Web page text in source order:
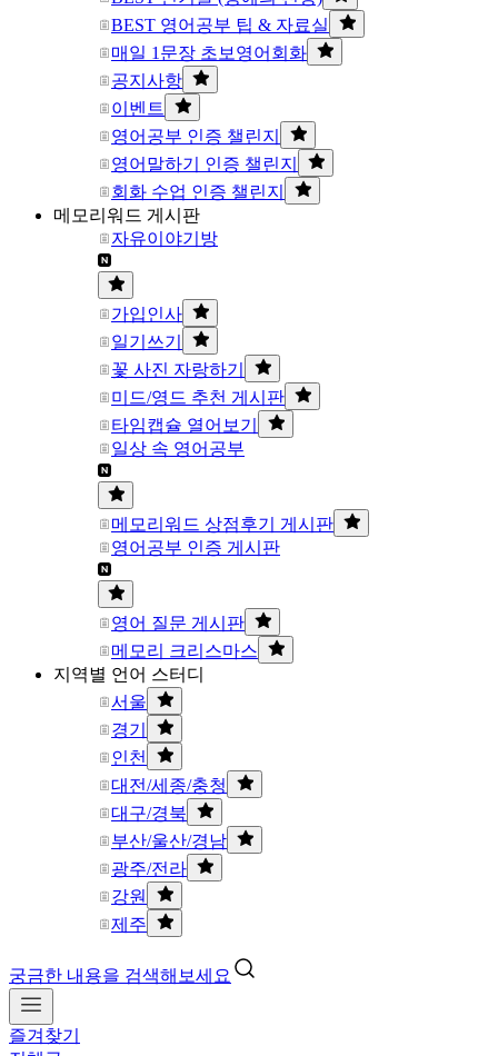
BEST 영어공부 팁 & 자료실
매일 1문장 초보영어회화
공지사항
이벤트
영어공부 인증 챌린지
영어말하기 인증 챌린지
회화 수업 인증 챌린지
메모리워드 게시판
자유이야기방
가입인사
일기쓰기
꽃 사진 자랑하기
미드/영드 추천 게시판
타임캡슐 열어보기
일상 속 영어공부
메모리워드 상점후기 게시판
영어공부 인증 게시판
영어 질문 게시판
메모리 크리스마스
지역별 언어 스터디
서울
경기
인천
대전/세종/충청
대구/경북
부산/울산/경남
광주/전라
강원
제주
궁금한 내용을 검색해보세요
즐겨찾기